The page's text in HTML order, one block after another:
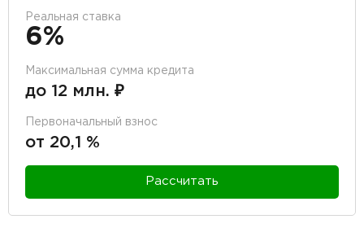
Реальная ставка
6%
Максимальная сумма кредита
до 12 млн. ₽
Первоначальный взнос
от 20,1 %
Рассчитать